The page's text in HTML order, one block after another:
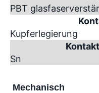
PBT
Kupferlegierung
Sn
Mechanisch